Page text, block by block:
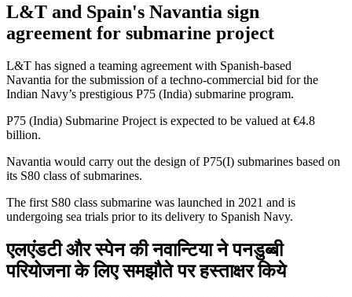
L&T and Spain's Navantia sign
agreement for submarine project
L&T has signed a teaming agreement with Spanish-based
Navantia for the submission of a techno-commercial bid for the
Indian Navy’s prestigious P75 (India) submarine program.
P75 (India) Submarine Project is expected to be valued at €4.8
billion.
Navantia would carry out the design of P75(I) submarines based on
its S80 class of submarines.
The first S80 class submarine was launched in 2021 and is
undergoing sea trials prior to its delivery to Spanish Navy.
एलएंडटी और स्पेन की नवान्टिया ने पनडुब्बी
परियोजना के लिए समझौते पर हस्ताक्षर किये